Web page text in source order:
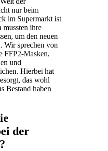
nur beim
im Supermarkt ist
mussten ihre
um den neuen
Wir sprechen von
FFP2-Masken,
und
Hierbei hat
das wohl
Bestand haben
der